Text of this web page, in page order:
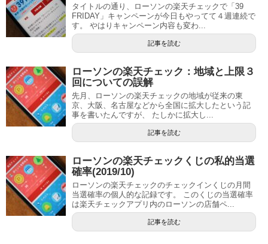
タイトルの通り、ローソンの楽天チェックで「39
FRIDAY」キャンペーンが今日もやってて４週連続で
す。 やはりキャンペーン内容も変わ...
記事を読む
ローソンの楽天チェック：地域と上限３
回についての誤解
先月、ローソンの楽天チェックの地域が従来の東
京、大阪、名古屋などから全国に拡大したという記
事を書いたんですが、 たしかに拡大し...
記事を読む
ローソンの楽天チェックくじの私的当選
確率(2019/10)
ローソンの楽天チェックのチェックインくじの月間
当選確率の個人的な記録です。 このくじの当選確率
は楽天チェックアプリ内のローソンの店舗ペ...
記事を読む